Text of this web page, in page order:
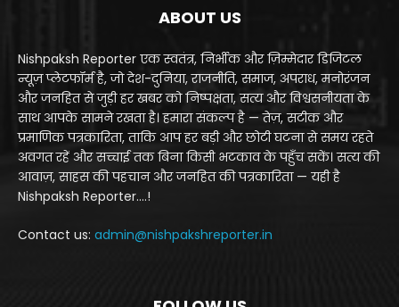
ABOUT US
Nishpaksh Reporter एक स्वतंत्र, निर्भीक और ज़िम्मेदार डिजिटल
न्यूज़ प्लेटफॉर्म है, जो देश-दुनिया, राजनीति, समाज, अपराध, मनोरंजन
और जनहित से जुड़ी हर खबर को निष्पक्षता, सत्य और विश्वसनीयता के
साथ आपके सामने रखता है। हमारा संकल्प है — तेज़, सटीक और
प्रमाणिक पत्रकारिता, ताकि आप हर बड़ी और छोटी घटना से समय रहते
अवगत रहें और सच्चाई तक बिना किसी भटकाव के पहुँच सकें। सत्य की
आवाज़, साहस की पहचान और जनहित की पत्रकारिता — यही है
Nishpaksh Reporter....!
Contact us: admin@nishpakshreporter.in